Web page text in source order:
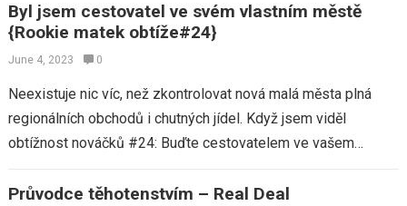
Byl jsem cestovatel ve svém vlastním městě
{Rookie matek obtíže#24}
June 4, 2023 0
Neexistuje nic víc, než zkontrolovat nová malá města plná
regionálních obchodů i chutných jídel. Když jsem viděl
obtížnost nováčků #24: Buďte cestovatelem ve vašem
Průvodce těhotenstvím – Real Deal